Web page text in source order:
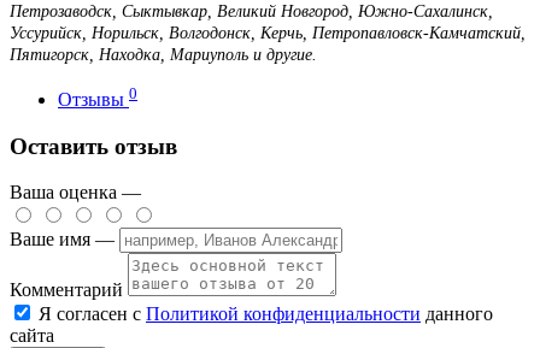
Петрозаводск, Сыктывкар, Великий Новгород, Южно-Сахалинск,
Уссурийск, Норильск, Волгодонск, Керчь, Петропавловск-Камчатский,
Пятигорск, Находка, Мариуполь и другие.
Отзывы 0
Оставить отзыв
Ваша оценка —
Ваше имя —
Комментарий
Я согласен с Политикой конфиденциальности данного
сайта